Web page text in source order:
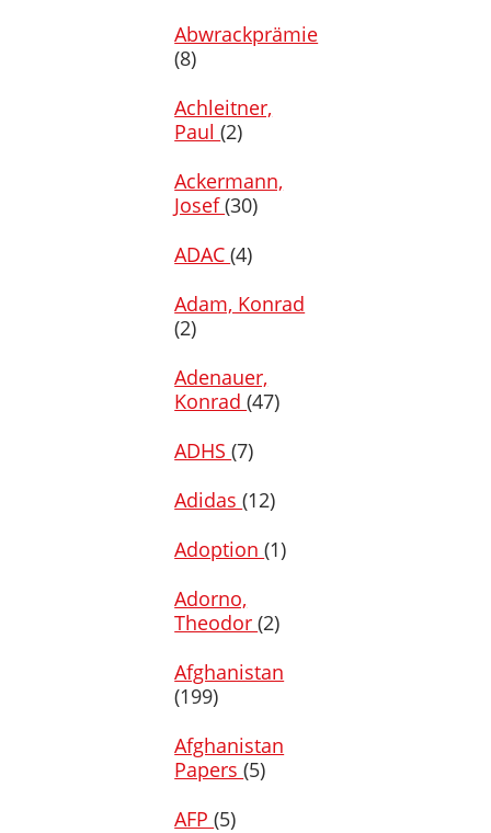
Abwrackprämie
(8)
Achleitner,
Paul(2)
Ackermann,
Josef(30)
ADAC(4)
Adam, Konrad
(2)
Adenauer,
Konrad(47)
ADHS(7)
Adidas(12)
Adoption(1)
Adorno,
Theodor(2)
Afghanistan
(199)
Afghanistan
Papers(5)
AFP(5)